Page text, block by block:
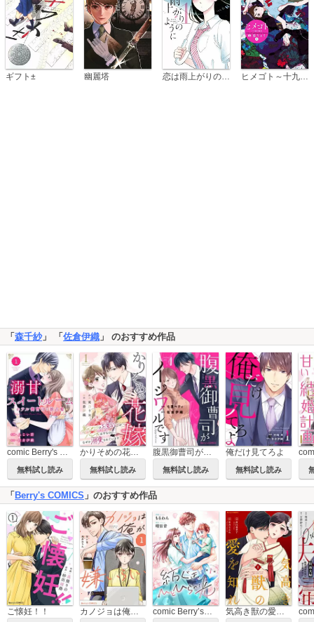
ギフト± 幽麗塔 ヒメゴト～十九歳の制服～
「森千紗」 「佐倉伊織 」 のおすすめ作品
comic Berry's 溺甘スイートルーム ～ホテル御曹司の独占愛～
無料試し読み
かりそめの花嫁～身代わりのお見合いがバレたはずなのに、なぜか溺愛されています～
無料試し読み
腹黒御曹司がイジワルです
無料試し読み
俺だけ見てろよ
無料試し読み
「 Berry's COMICS 」のおすすめ作品
ご懐妊！！ カノジョは俺が嫌いらしい comic Berry’s紡ぐはひとひらの光 気高き獣の愛を知れ